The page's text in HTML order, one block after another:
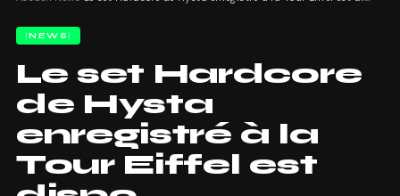
NEWS
Le set Hardcore
de Hysta
enregistré à la
Tour Eiffel est